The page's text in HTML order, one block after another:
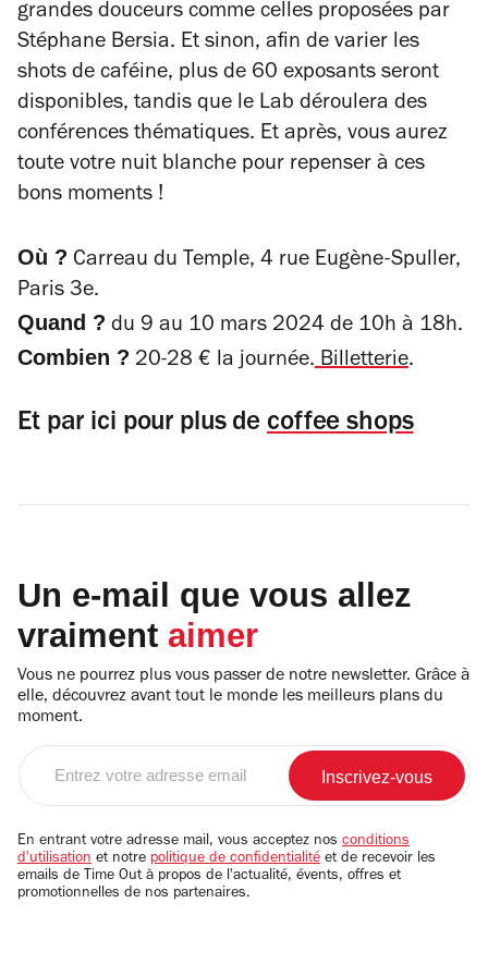
grandes douceurs comme celles proposées par
Stéphane Bersia. Et sinon, afin de varier les
shots de caféine, plus de 60 exposants seront
disponibles, tandis que le Lab déroulera des
conférences thématiques. Et après, vous aurez
toute votre nuit blanche pour repenser à ces
bons moments !
Où ? Carreau du Temple, 4 rue Eugène-Spuller,
Paris 3e.
Quand ? du 9 au 10 mars 2024 de 10h à 18h.
Combien ? 20-28 € la journée. Billetterie.
Et par ici pour plus de coffee shops
Un e-mail que vous allez
vraiment aimer
Vous ne pourrez plus vous passer de notre newsletter. Grâce à
elle, découvrez avant tout le monde les meilleurs plans du
moment.
email
En entrant votre adresse mail, vous acceptez nos conditions
d'utilisation et notre politique de confidentialité et de recevoir les
emails de Time Out à propos de l'actualité, évents, offres et
promotionnelles de nos partenaires.